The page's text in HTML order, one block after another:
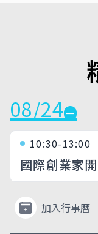
08/24 一
10:30-13:00
國際創業家
加入行事曆